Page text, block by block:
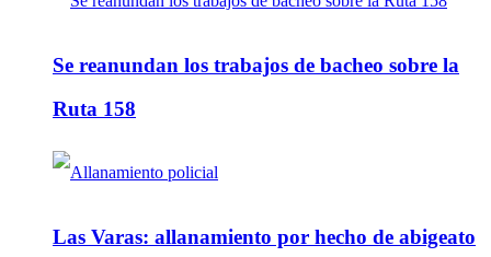
Se reanundan los trabajos de bacheo sobre la
Ruta 158
Las Varas: allanamiento por hecho de abigeato